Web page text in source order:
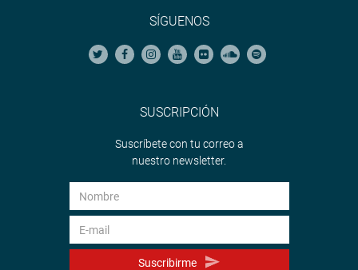
SÍGUENOS
SUSCRIPCIÓN
Suscríbete con tu correo a
nuestro newsletter.
Suscribirme